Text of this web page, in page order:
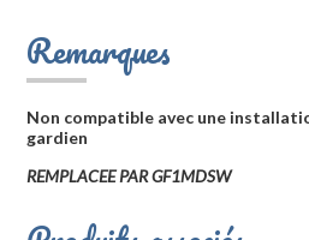
Remarques
Non compatible avec une
gardien
REMPLACEE PAR GF1MDSW